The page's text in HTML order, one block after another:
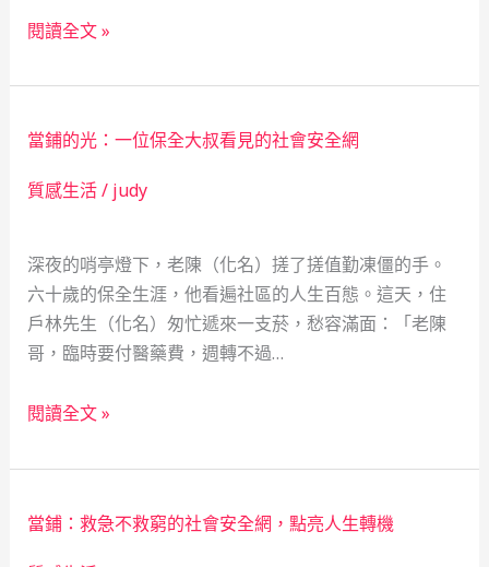
當
信
篇
在
漠
境
中，
她
打
了
一
通
話：
位
考
古
閱讀全文 »
當鋪的光：一位保全大叔看見的社會安全網
質感生活/ judy
深夜的哨亭燈下，老陳（化名）搓了搓值勤凍僵的手。
六十歲的保全生涯，他看遍社區的人生百態。這天，住
戶林先生（化名）匆忙遞來一支菸，愁容滿面：「老陳
哥，臨時要付醫藥費，週轉不過…
當
的
一
位
閱讀全文 »
當鋪：救急不救窮的社會安全網，點亮人生轉機